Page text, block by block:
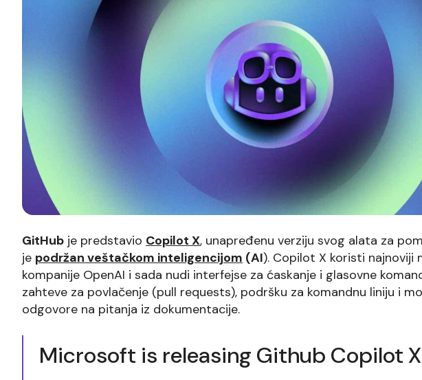
GitHub je predstavio Copilot X, unapređenu verziju svog alata za
je podržan veštačkom inteligencijom (AI). Copilot X koristi najnoviji
kompanije OpenAI i sada nudi interfejse za ćaskanje i glasovne
zahteve za povlačenje (pull requests), podršku za komandnu liniju i
odgovore na pitanja iz dokumentacije.
Microsoft is releasing Github Copilot X